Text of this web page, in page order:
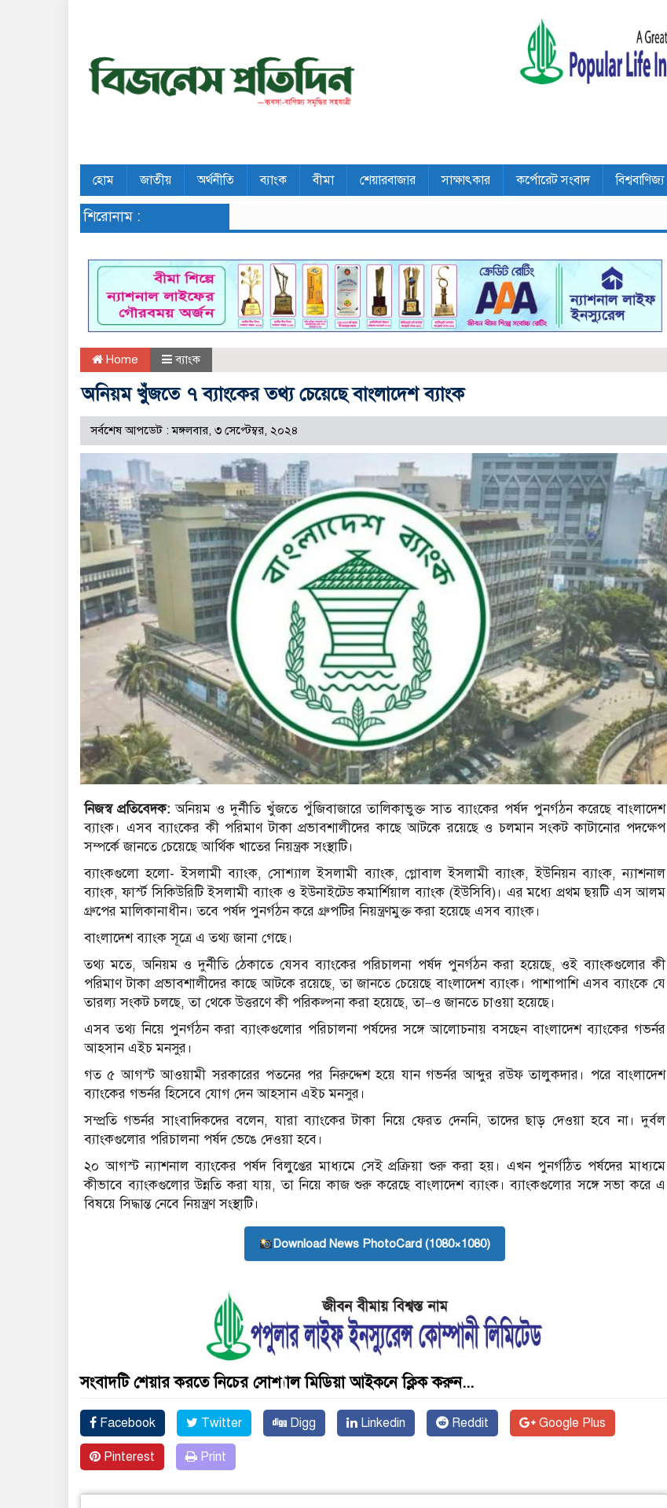
হোম জাতীয় অর্থনীতি ব্যাংক বীমা শেয়ারবাজার সাক্ষাৎকার কর্পোরেট সংবাদ বিশ্ববাণিজ্য
শিরোনাম :
Home ব্যাংক
অনিয়ম খুঁজতে ৭ ব্যাংকের তথ্য চেয়েছে বাংলাদেশ ব্যাংক
সর্বশেষ আপডেট : মঙ্গলবার, ৩ সেপ্টেম্বর, ২০২৪
নিজস্ব প্রতিবেদক:অনিয়ম ও দুর্নীতি খুঁজতে পুঁজিবাজারে তালিকাভুক্ত সাত ব্যাংকের পর্ষদ পুনর্গঠন করেছে বাংলাদেশ
ব্যাংক। এসব ব্যাংকের কী পরিমাণ টাকা প্রভাবশালীদের কাছে আটকে রয়েছে ও চলমান সংকট কাটানোর পদক্ষেপ
সম্পর্কে জানতে চেয়েছে আর্থিক খাতের নিয়ন্ত্রক সংস্থাটি।
ব্যাংকগুলো হলো- ইসলামী ব্যাংক, সোশ্যাল ইসলামী ব্যাংক, গ্লোবাল ইসলামী ব্যাংক, ইউনিয়ন ব্যাংক, ন্যাশনাল
ব্যাংক, ফার্স্ট সিকিউরিটি ইসলামী ব্যাংক ও ইউনাইটেড কমার্শিয়াল ব্যাংক (ইউসিবি)। এর মধ্যে প্রথম ছয়টি এস আলম
গ্রুপের মালিকানাধীন। তবে পর্ষদ পুনর্গঠন করে গ্রুপটির নিয়ন্ত্রণমুক্ত করা হয়েছে এসব ব্যাংক।
বাংলাদেশ ব্যাংক সূত্রে এ তথ্য জানা গেছে।
তথ্য মতে, অনিয়ম ও দুর্নীতি ঠেকাতে যেসব ব্যাংকের পরিচালনা পর্ষদ পুনর্গঠন করা হয়েছে, ওই ব্যাংকগুলোর কী
পরিমাণ টাকা প্রভাবশালীদের কাছে আটকে রয়েছে, তা জানতে চেয়েছে বাংলাদেশ ব্যাংক। পাশাপাশি এসব ব্যাংকে যে
তারল্য সংকট চলছে, তা থেকে উত্তরণে কী পরিকল্পনা করা হয়েছে, তা–ও জানতে চাওয়া হয়েছে।
এসব তথ্য নিয়ে পুনর্গঠন করা ব্যাংকগুলোর পরিচালনা পর্ষদের সঙ্গে আলোচনায় বসছেন বাংলাদেশ ব্যাংকের গভর্নর
আহসান এইচ মনসুর।
গত ৫ আগস্ট আওয়ামী সরকারের পতনের পর নিরুদ্দেশ হয়ে যান গভর্নর আব্দুর রউফ তালুকদার। পরে বাংলাদেশ
ব্যাংকের গভর্নর হিসেবে যোগ দেন আহসান এইচ মনসুর।
সম্প্রতি গভর্নর সাংবাদিকদের বলেন, যারা ব্যাংকের টাকা নিয়ে ফেরত দেননি, তাদের ছাড় দেওয়া হবে না। দুর্বল
ব্যাংকগুলোর পরিচালনা পর্ষদ ভেঙে দেওয়া হবে।
২০ আগস্ট ন্যাশনাল ব্যাংকের পর্ষদ বিলুপ্তের মাধ্যমে সেই প্রক্রিয়া শুরু করা হয়। এখন পুনর্গঠিত পর্ষদের মাধ্যমে
কীভাবে ব্যাংকগুলোর উন্নতি করা যায়, তা নিয়ে কাজ শুরু করেছে বাংলাদেশ ব্যাংক। ব্যাংকগুলোর সঙ্গে সভা করে এ
বিষয়ে সিদ্ধান্ত নেবে নিয়ন্ত্রণ সংস্থাটি।
Download News PhotoCard (1080×1080)
সংবাদটি শেয়ার করতে নিচের সোশ্যাল মিডিয়া আইকনে ক্লিক করুন...
Facebook Twitter Digg Linkedin Reddit Google Plus
Pinterest Print